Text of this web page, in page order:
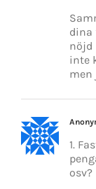
dina
nöjd
inte
men
1.
osv?